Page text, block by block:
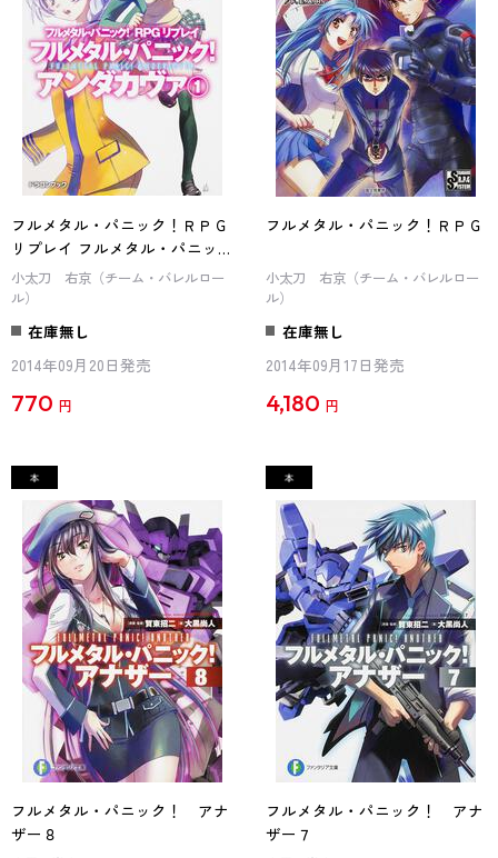
フルメタル・パニック！ＲＰＧ
リプレイ フルメタル・パニッ
ク！ アンダカヴァ（１）
小太刀 右京（チーム・バレルロー
ル）
在庫無し
2014年09月20日発売
770 円
フルメタル・パニック！ＲＰＧ
小太刀 右京（チーム・バレルロー
ル）
在庫無し
2014年09月17日発売
4,180 円
フルメタル・パニック！ アナ
ザー８
フルメタル・パニック！ アナ
ザー７